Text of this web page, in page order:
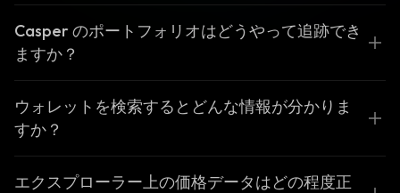
Casper のポートフォリオはどうやって追跡でき
ますか？
ウォレットを検索するとどんな情報が分かりま
すか？
エクスプローラー上の価格データはどの程度正